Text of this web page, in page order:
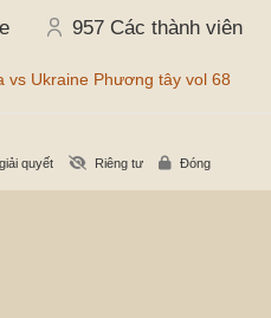
957 Các thành viên
vs Ukraine Phương tây vol 68
quyết Riêng tư Đóng